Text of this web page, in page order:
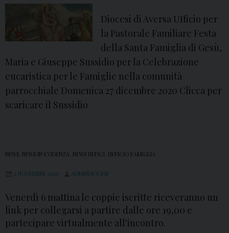
Diocesi di Aversa Ufficio per
la Pastorale Familiare Festa
della Santa Famiglia di Gesù,
Maria e Giuseppe Sussidio per la Celebrazione
eucaristica per le Famiglie nella comunità
parrocchiale Domenica 27 dicembre 2020 Clicca per
scaricare il Sussidio
NEWS NEWS IN EVIDENZA NEWS UFFICI UFFICIO FAMIGLIA
2 NOVEMBRE 2020 ADMINDIOCESI
Venerdì 6 mattina le coppie iscritte riceveranno un
link per collegarsi a partire dalle ore 19,00 e
partecipare virtualmente all'incontro.